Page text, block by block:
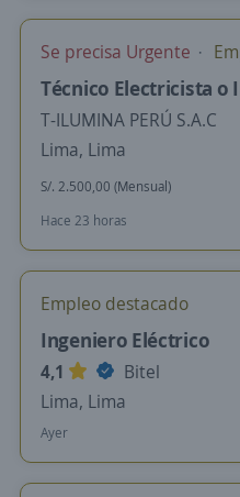
Se precisa Urgente
Técnico Electricista o
T-ILUMINA PERÚ S.A.C
Lima, Lima
S/. 2.500,00 (Mensual)
Hace 23 horas
Empleo destacado
Ingeniero Eléctrico
4,1
Bitel
Lima, Lima
Ayer